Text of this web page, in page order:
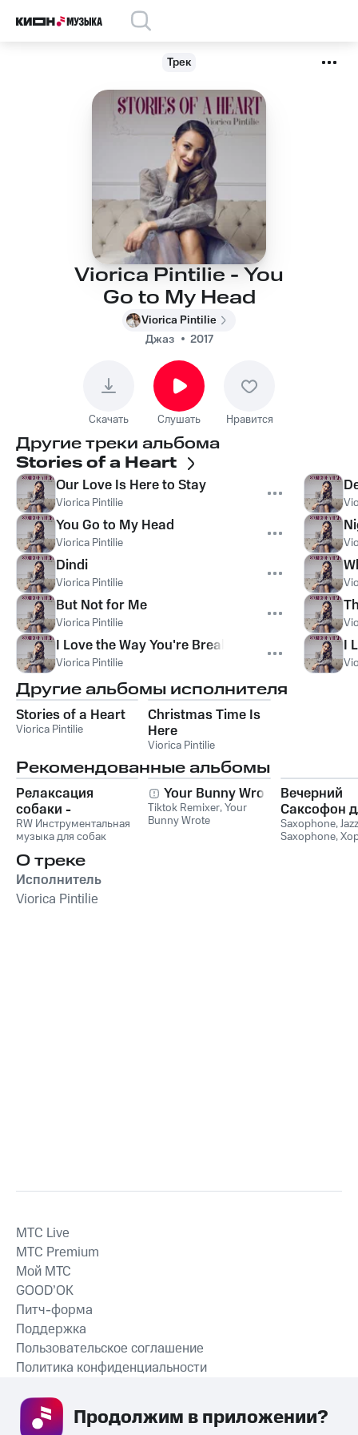
Трек
Viorica Pintilie - You
Go to My Head
Viorica Pintilie
Джаз
2017
Скачать Слушать Нравится
Другие треки альбома
Stories of a Heart
Our Love Is Here to Stay
Viorica Pintilie
You Go to My Head
Viorica Pintilie
Dindi
Viorica Pintilie
But Not for Me
Viorica Pintilie
I Love the Way You're Breaking My Heart
Viorica Pintilie
I
Другие альбомы исполнителя
Stories of a Heart
Viorica Pintilie
Christmas Time Is
Here
Viorica Pintilie
Рекомендованные альбомы
Релаксация
собаки -
Расслабляющая
музыка для собак,
успокаивающие и
успокаивающие
звуки для
животных,
RW Инструментальная
музыка для собак
Your Bunny Wrote
Tiktok Remixer,Your
Bunny Wrote
Вечерний
Саксофон
Души
Лаунж)
Saxophone,Jazz
Saxophone,
О треке
Исполнитель
Viorica Pintilie
СКАЧАТЬ ПРИЛОЖЕНИЕ
MTС Live
MTС Premium
Мой МТС
GOOD’OK
Питч-форма
Поддержка
Пользовательское соглашение
Политика конфиденциальности